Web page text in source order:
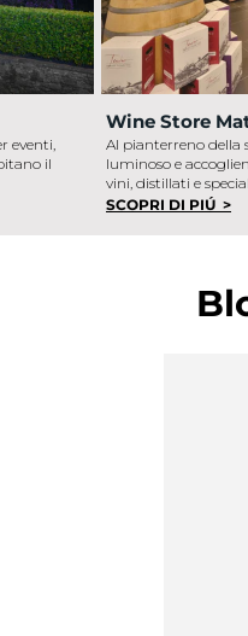
Wine Store
Al pianterreno della
luminoso e
vini, distillati e
SCOPRI DI PIÚ >
eventi,
il